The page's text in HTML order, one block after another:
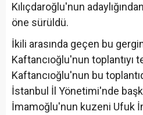
Kılıçdaroğlu'nun
öne sürüldü.
İkili arasında geçen bu
Kaftancıoğlu'nun toplantıyı
Kaftancıoğlu'nun bu
İstanbul İl Yönetimi'nde
İmamoğlu'nun kuzeni Ufuk